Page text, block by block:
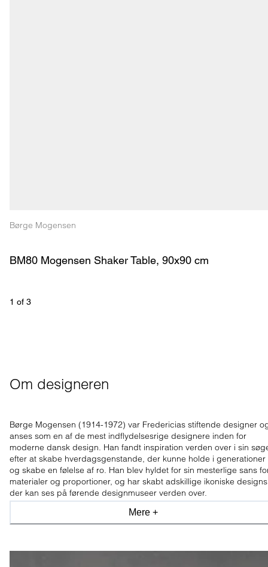
Børge Mogensen
BM80 Mogensen Shaker Table, 90x90 cm
1 of 3
Om designeren
Børge Mogensen (1914-1972) var Fredericias stiftende designer
anses som en af de mest indflydelsesrige designere inden for
moderne dansk design. Han fandt inspiration verden over i sin
efter at skabe hverdagsgenstande, der kunne holde i generationer
og skabe en følelse af ro. Han blev hyldet for sin mesterlige sans
materialer og proportioner, og har skabt adskillige ikoniske
der kan ses på førende designmuseer verden over.
Mere +